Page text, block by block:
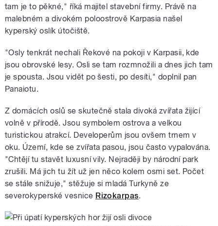
tam je to pěkné," říká majitel stavební firmy. Právě na
malebném a divokém poloostrově Karpasia našel
kyperský oslík útočiště.
"Osly tenkrát nechali Řekové na pokoji v Karpasii, kde
jsou obrovské lesy. Osli se tam rozmnožili a dnes jich tam
je spousta. Jsou vidět po šesti, po desíti," doplnil pan
Panaiotu.
Z domácích oslů se skutečně stala divoká zvířata žijící
volně v přírodě. Jsou symbolem ostrova a velkou
turistickou atrakcí. Developerům jsou ovšem trnem v
oku. Území, kde se zvířata pasou, jsou často vypalována.
"Chtějí tu stavět luxusní vily. Nejraději by národní park
zrušili. Má jich tu žít už jen něco kolem osmi set. Počet
se stále snižuje," stěžuje si mladá Turkyně ze
severokyperské vesnice Rizokarpas.